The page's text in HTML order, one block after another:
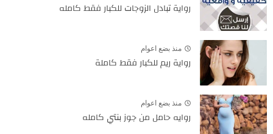
رواية تبادل الزوجات للكبار فقط كامله
منذ بضع اعوام
رواية ريم للكبار فقط كاملة
منذ بضع اعوام
روايه حامل من جوز بنتي كامله